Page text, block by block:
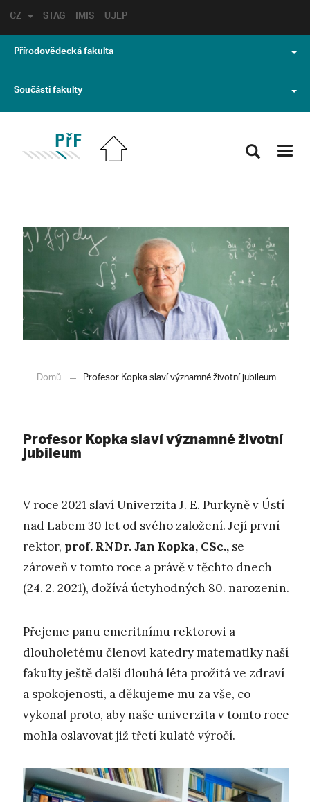
STAG IMIS UJEP
CZ
Přírodovědecká fakulta
Součásti fakulty
Domů Profesor Kopka slaví významné životní jubileum
Profesor Kopka slaví významné životní
jubileum
V roce 2021 slaví Univerzita J. E. Purkyně v Ústí
nad Labem 30 let od svého založení. Její první
rektor, prof. RNDr. Jan Kopka, CSc., se
zároveň v tomto roce a právě v těchto dnech
(24. 2. 2021), dožívá úctyhodných 80. narozenin.
Přejeme panu emeritnímu rektorovi a
dlouholetému členovi katedry matematiky naší
fakulty ještě další dlouhá léta prožitá ve zdraví
a spokojenosti, a děkujeme mu za vše, co
vykonal proto, aby naše univerzita v tomto roce
mohla oslavovat již třetí kulaté výročí.